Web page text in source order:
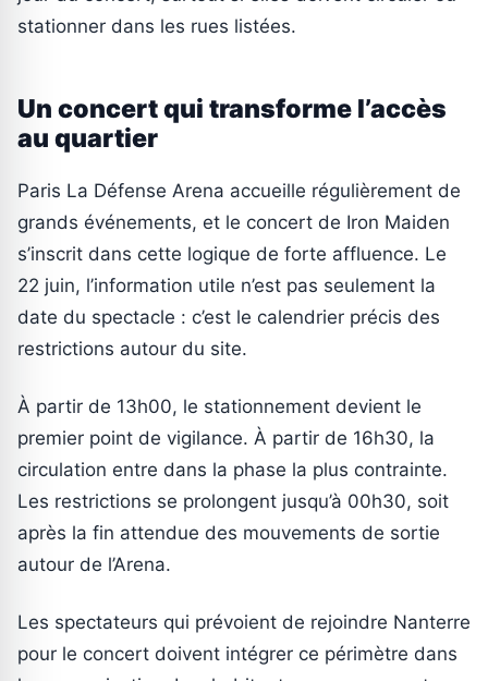
stationner dans les rues listées.
Un concert qui transforme l’accès
au quartier
Paris La Défense Arena accueille régulièrement de
grands événements, et le concert de Iron Maiden
s’inscrit dans cette logique de forte affluence. Le
22 juin, l’information utile n’est pas seulement la
date du spectacle : c’est le calendrier précis des
restrictions autour du site.
À partir de 13h00, le stationnement devient le
premier point de vigilance. À partir de 16h30, la
circulation entre dans la phase la plus contrainte.
Les restrictions se prolongent jusqu’à 00h30, soit
après la fin attendue des mouvements de sortie
autour de l’Arena.
Les spectateurs qui prévoient de rejoindre Nanterre
pour le concert doivent intégrer ce périmètre dans